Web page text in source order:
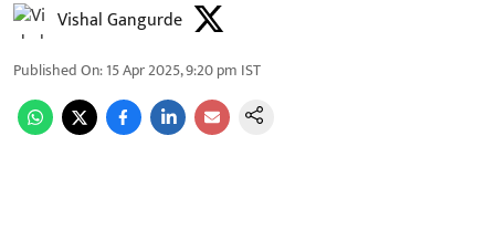
Vishal Gangurde
Published On:15 Apr 2025, 9:20 pm IST